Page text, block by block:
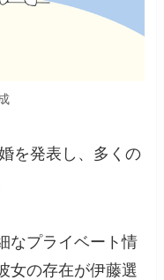
を発表し、多くの
なプライベート情
女の存在が伊藤選